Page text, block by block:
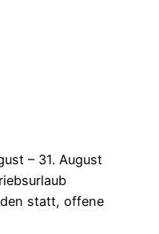
– 31. August
statt, offene